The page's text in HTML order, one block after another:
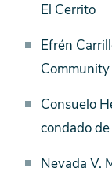
El Cerrito
Efrén
Consuelo
condado
Nevada V.